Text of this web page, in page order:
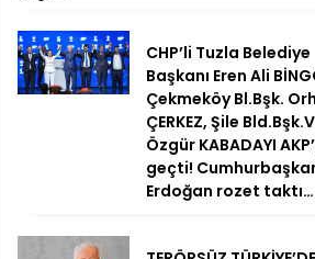
CHP’li Tuzla Belediye
Başkanı Eren Ali
Çekmeköy Bl.Bşk.
ÇERKEZ, Şile
Özgür KABADAYI
geçti!
Erdoğan rozet taktı…